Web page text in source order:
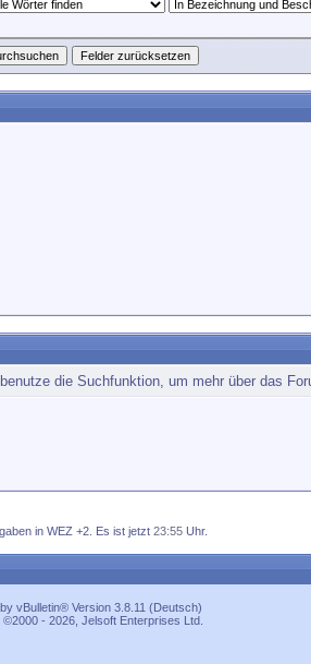
die Suchfunktion, um mehr über das
in WEZ +2. Es ist jetzt 23:55 Uhr.
vBulletin® Version 3.8.11 (Deutsch)
©2000 - 2026, Jelsoft Enterprises Ltd.